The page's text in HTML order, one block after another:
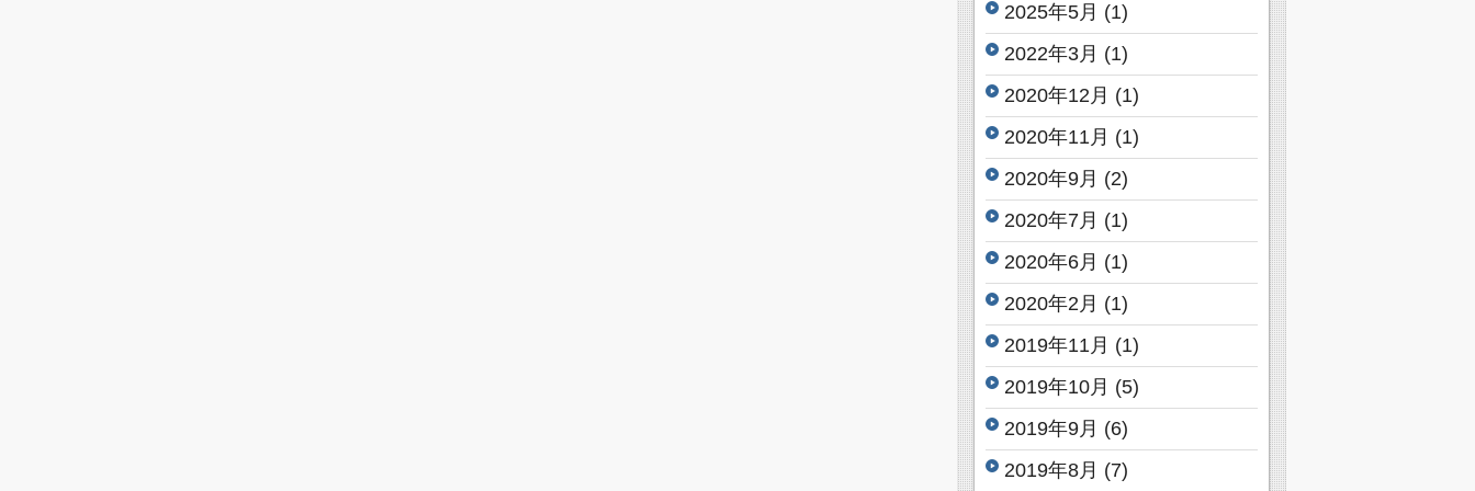
2025年5月 (1)
2022年3月 (1)
2020年12月 (1)
2020年11月 (1)
2020年9月 (2)
2020年7月 (1)
2020年6月 (1)
2020年2月 (1)
2019年11月 (1)
2019年10月 (5)
2019年9月 (6)
2019年8月 (7)